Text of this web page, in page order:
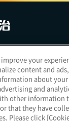
対応方針ご利用規約
株式会社 EN
improve your
content and
about
and
other information
that they have
Please click